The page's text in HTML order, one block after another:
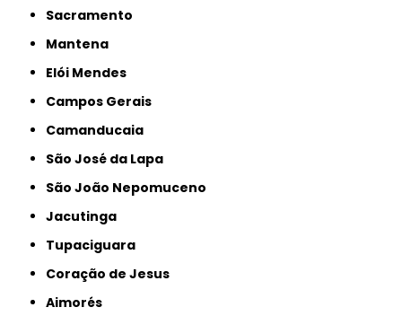
Sacramento
Mantena
Elói Mendes
Campos Gerais
Camanducaia
São José da Lapa
São João Nepomuceno
Jacutinga
Tupaciguara
Coração de Jesus
Aimorés